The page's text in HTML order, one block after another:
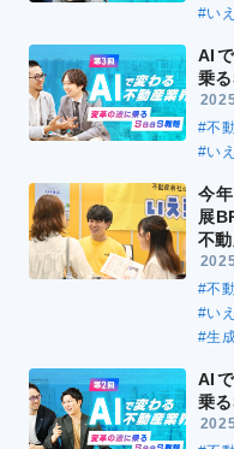
#い
AI
乗
#不
#い
今
展
不
#不
#い
#生
AI
乗